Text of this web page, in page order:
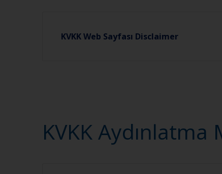
KVKK Web Sayfası Disclaimer
KVKK